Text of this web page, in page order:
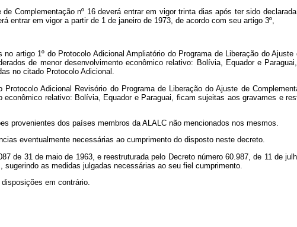
Complementação nº 16 deverá entrar em vigor trinta dias após ter sido
entrar em vigor a partir de 1 de janeiro de 1973, de acordo com seu artigo 3º,
artigo 1º do Protocolo Adicional Ampliatório do Programa de Liberação do
de menor desenvolvimento econômico relativo: Bolívia, Equador e
no citado Protocolo Adicional.
Adicional Revisório do Programa de Liberação do Ajuste de
relativo: Bolívia, Equador e Paraguai, ficam sujeitas aos gravames e
provenientes dos países membros da ALALC não mencionados nos mesmos.
eventualmente necessárias ao cumprimento do disposto neste decreto.
de 31 de maio de 1963, e reestruturada pelo Decreto número 60.987, de 11 de
as medidas julgadas necessárias ao seu fiel cumprimento.
em contrário.